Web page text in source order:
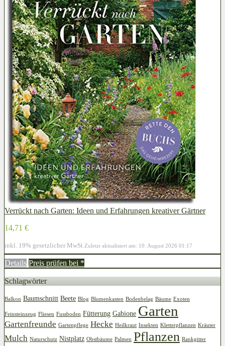
Verrückt nach Garten: Ideen und Erfahrungen kreativer Gärtner
14,71 €
inkl. 19% gesetzlicher MwSt. Zuletzt aktualisiert am: 10. August 2026 01:17
Details Preis prüfen bei *
Schlagwörter
Balkon Baumschnitt Beete Blog Blumenkasten Bodenbelag Bäume Exoten
Feinsteinzeug Fliesen Fussboden Fütterung Gabione Garten
Gartenfreunde Gartenpflege Hecke Heilkraut Insekten Kletterpflanzen Kräuter
Mulch Naturschutz Nistplatz Obstbäume Palmen Pflanzen Rankgitter